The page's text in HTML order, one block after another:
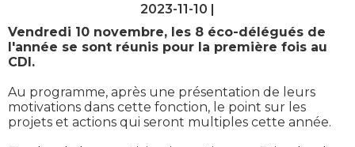
2023-11-10 |
Vendredi 10 novembre, les 8 éco-délégués de
l'année se sont réunis pour la première fois au
CDI.
Au programme, après une présentation de leurs
motivations dans cette fonction, le point sur les
projets et actions qui seront multiples cette année.